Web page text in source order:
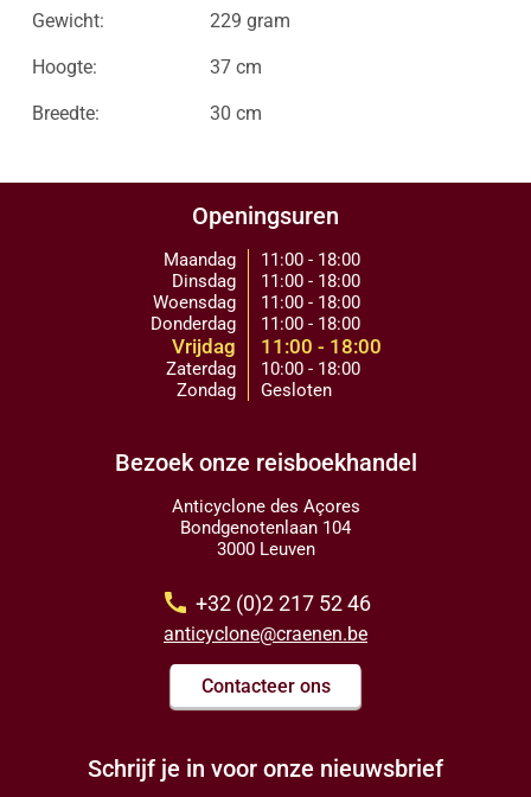
Gewicht: 229 gram
Hoogte: 37 cm
Breedte: 30 cm
Openingsuren
Maandag
Dinsdag
Woensdag
Donderdag
Vrijdag
Zaterdag
Zondag
11:00 - 18:00
11:00 - 18:00
11:00 - 18:00
11:00 - 18:00
11:00 - 18:00
10:00 - 18:00
Gesloten
Bezoek onze reisboekhandel
Anticyclone des Açores
Bondgenotenlaan 104
3000 Leuven
call +32 (0)2 217 52 46
anticyclone@craenen.be
Contacteer ons
Schrijf je in voor onze nieuwsbrief